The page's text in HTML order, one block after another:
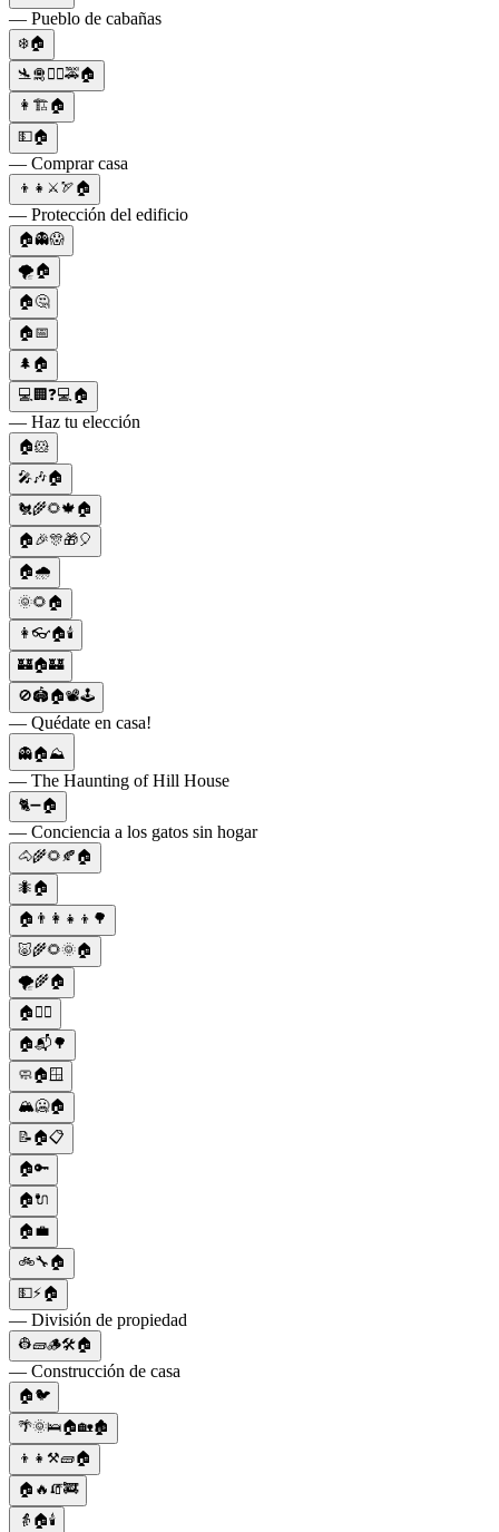
— Pueblo de cabañas
❄️🏠
🛬🛅🚶‍♂️🚕🏠
👩🏗🏠
💵🏠
— Comprar casa
👦👧⚔️🏹🏠
— Protección del edificio
🏠👻😱
🌪️🏠
🏠🤔
🏠📅
🌲🏠
💻🏢❓💻🏠
— Haz tu elección
🏠🐹
🎤🎶🏠
🐔🌾🌻🍁🏠
🏠🎉🎊🎁🎈
🏠🌧️
🌞🌻🏠
👩👓🏠🕯
🏰🏠🏰
🚫🏟🏠📽🕹
— Quédate en casa!
👻🏠⛰
— The Haunting of Hill House
🐈➖🏠
— Conciencia a los gatos sin hogar
🐴🌾🌻🍂🏠
🐜🏠
🏠👨‍👩‍👧‍👦🌳
🐷🌾🌻🌞🏠
🌪️🌾🏠
🏠🏋️‍♀️
🏠📬🌳
🧼🏠🪟
🏔️🥶🏠
📝🏠📋
🏠🔑
🏠🔌
🏠💼
🚲🔧🏠
💵⚡🏠
— División de propiedad
👷🧱🪵🛠🏠
— Construcción de casa
🏠🐦
🌴🌞🛌🏠🏡🏚
👦👧⚒️🧱🏠
🏠🔥🧯🚒
👵🏠🕯